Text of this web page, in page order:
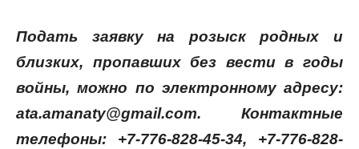
Подать заявку на розыск родных и
близких, пропавших без вести в годы
войны, можно по электронному адресу:
ata.amanaty@gmail.com. Контактные
телефоны: +7-776-828-45-34, +7-776-828-